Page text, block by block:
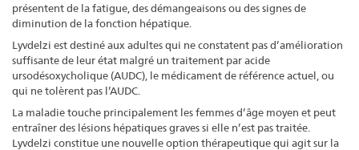
présentent de la fatigue, des démangeaisons ou des signes de
diminution de la fonction hépatique.
Lyvdelzi est destiné aux adultes qui ne constatent pas d’amélioration
suffisante de leur état malgré un traitement par acide
ursodésoxycholique (AUDC), le médicament de référence actuel, ou
qui ne tolèrent pas l’AUDC.
La maladie touche principalement les femmes d’âge moyen et peut
entraîner des lésions hépatiques graves si elle n’est pas traitée.
Lyvdelzi constitue une nouvelle option thérapeutique qui agit sur la